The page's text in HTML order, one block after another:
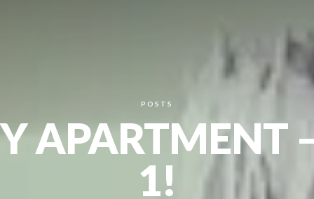
POSTS
APARTMENT
1!